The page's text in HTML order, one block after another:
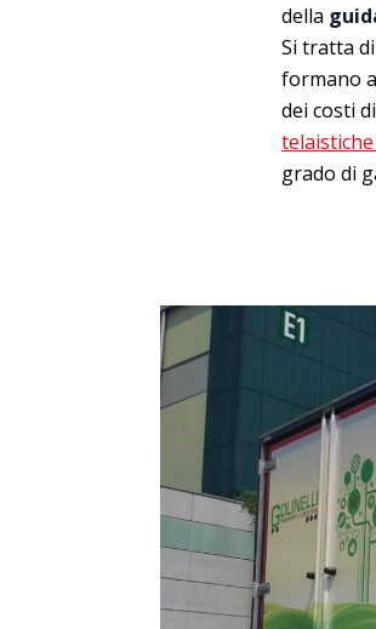
della
Si tratta
formano
dei costi
grado di